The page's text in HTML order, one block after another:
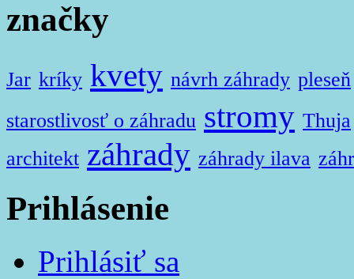
značky
Jar kríky kvety návrh záhrady pleseň
starostlivosť o záhradu stromy Thuja
architekt záhrady záhrady ilava
Prihlásenie
Prihlásiť sa